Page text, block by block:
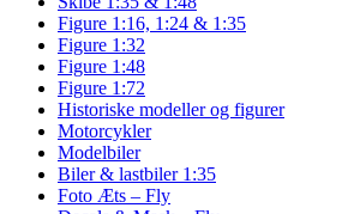
Figure 1:16, 1:24 & 1:35
Figure 1:32
Figure 1:48
Figure 1:72
Historiske modeller og figurer
Motorcykler
Modelbiler
Biler & lastbiler 1:35
Foto Æts – Fly